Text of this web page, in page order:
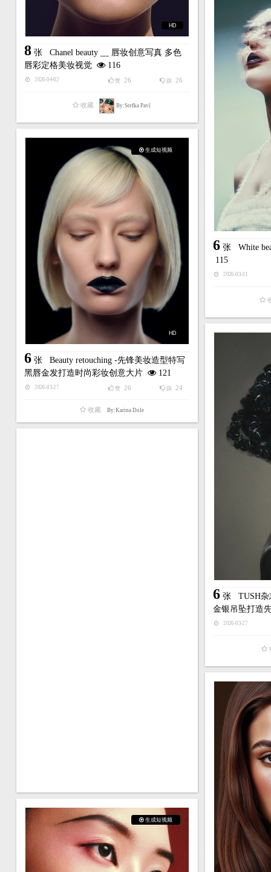
HD
8 张Chanel beauty __ 唇妆创意写真 多色
唇彩定格美妆视觉
116
2026-04-02 踩 26
赞 26
收藏 By:Stefka Pavl
6 张White
115
2026-03-31
生成短视频
HD
6 张Beauty retouching -先锋美妆造型特写
黑唇金发打造时尚彩妆创意大片
121
2026-03-27 踩 24
赞 26
收藏 By:Karina Dole
6 张TUSH
金银吊坠打造
2026-03-27
生成短视频